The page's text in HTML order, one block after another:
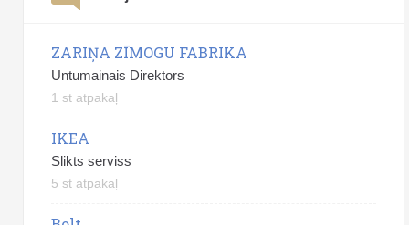
ZARIŅA ZĪMOGU FABRIKA
Untumainais Direktors
1 st atpakaļ
IKEA
Slikts serviss
5 st atpakaļ